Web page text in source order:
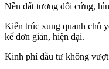
Nền đất tương đối cứng,
Kiến trúc xung quanh chủ
kế đơn giản, hiện đại.
Kinh phí đầu tư không